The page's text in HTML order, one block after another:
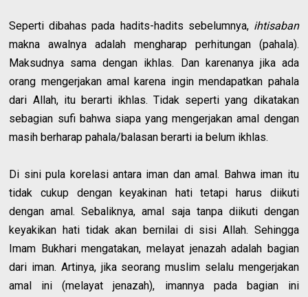
Seperti dibahas pada hadits-hadits sebelumnya, ihtisaban
makna awalnya adalah mengharap perhitungan (pahala).
Maksudnya sama dengan ikhlas. Dan karenanya jika ada
orang mengerjakan amal karena ingin mendapatkan pahala
dari Allah, itu berarti ikhlas. Tidak seperti yang dikatakan
sebagian sufi bahwa siapa yang mengerjakan amal dengan
masih berharap pahala/balasan berarti ia belum ikhlas.
Di sini pula korelasi antara iman dan amal. Bahwa iman itu
tidak cukup dengan keyakinan hati tetapi harus diikuti
dengan amal. Sebaliknya, amal saja tanpa diikuti dengan
keyakikan hati tidak akan bernilai di sisi Allah. Sehingga
Imam Bukhari mengatakan, melayat jenazah adalah bagian
dari iman. Artinya, jika seorang muslim selalu mengerjakan
amal ini (melayat jenazah), imannya pada bagian ini